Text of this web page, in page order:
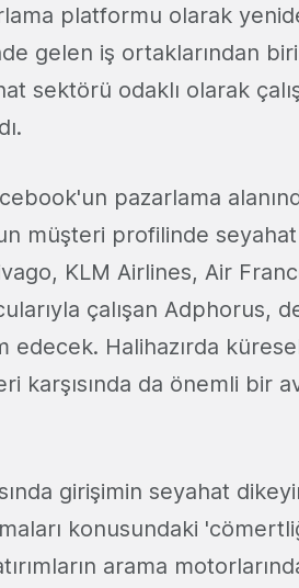
platformu olarak
gelen iş ortaklarından
sektörü odaklı olarak
pazarlama
müşteri profilinde seyahat
KLM Airlines, Air
çalışan Adphorus,
edecek. Halihazırda
karşısında da önemli bir
girişimin seyahat
konusundaki
arama